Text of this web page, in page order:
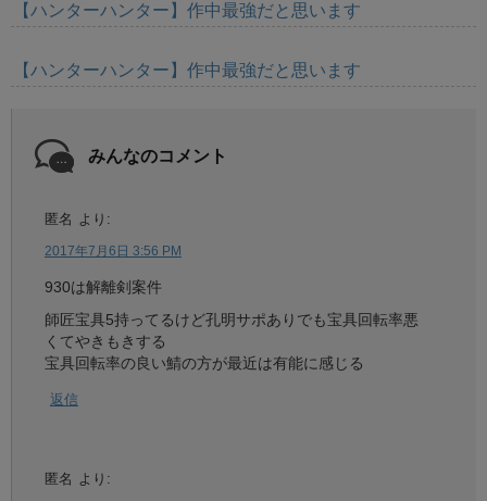
【ハンターハンター】作中最強だと思います
【ハンターハンター】作中最強だと思います
みんなのコメント
匿名 より:
2017年7月6日 3:56 PM
930は解離剣案件
師匠宝具5持ってるけど孔明サポありでも宝具回転率悪
くてやきもきする
宝具回転率の良い鯖の方が最近は有能に感じる
返信
匿名 より: